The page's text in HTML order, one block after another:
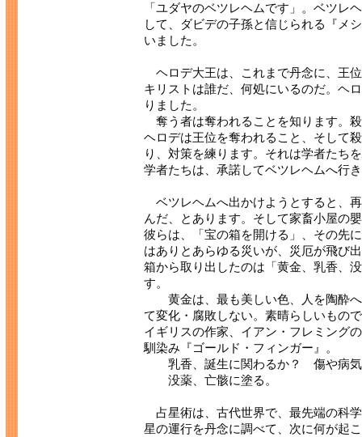
「ユダヤのベツレヘムです」。ベツレ
して、ダビデの子孫と信じられる『メ
いました。
ヘロデ大王は、これまで丹念に、王
キリストは誰だ、何処にいるのだ。ヘ
りました。
奪う者は奪われることを知ります。
ヘロデは王位を奪われること、そして
り、対策を練ります。それは学者たち
学者たちは、承諾してベツレヘムへ行
ベツレヘムへ出かけようとすると、
んだ、とあります。そして家畜小屋の
彼らは、「宝の箱を開ける」、その先
はありとあらゆる災いが、災厄が飛
箱から取り出したのは「黄金、乳香、
す。
黄金は、最も美しい色、人を陶酔へ
て変化・腐敗しない。素晴らしいもの
イギリスの作家、イアン・フレミング
馴染み『ゴールド・フィンガー』。
乳香、誕生に関わるか？ 傷や病気
没薬、亡骸に塗る。
占星術は、古代世界で、最先端の科
星の運行を丹念に調べて、次に何が起